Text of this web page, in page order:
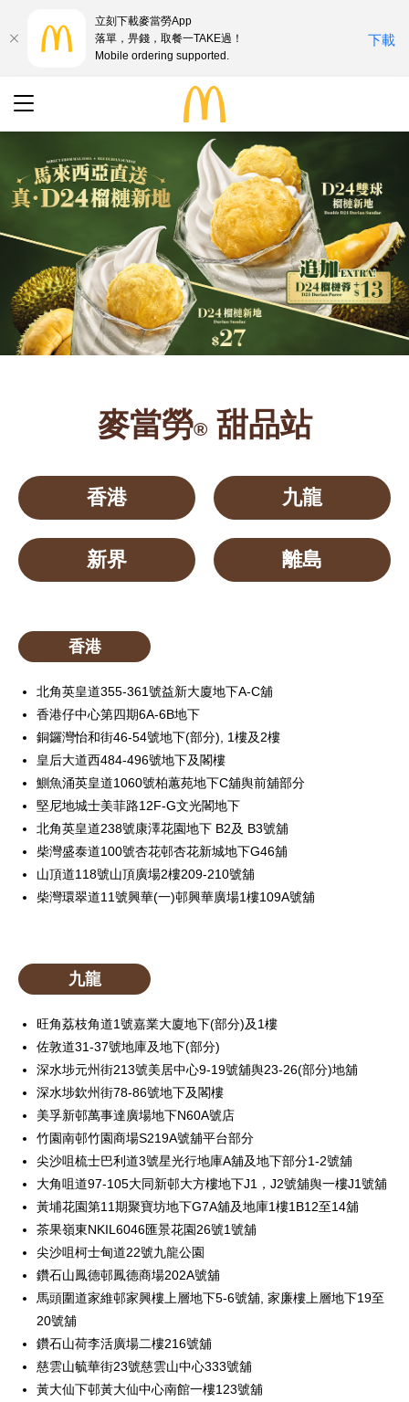
最新優惠
搜尋
語言
English
中文
麥當勞®甜品站
香港 九龍
新界 離島
香港
北角英皇道355-361號益新大廈地下A-C舖
香港仔中心第四期6A-6B地下
銅鑼灣怡和街46-54號地下(部分), 1樓及2樓
皇后大道西484-496號地下及閣樓
鰂魚涌英皇道1060號柏蕙苑地下C舖舆前舖部分
堅尼地城士美菲路12F-G文光閣地下
北角英皇道238號康澤花園地下 B2及 B3號舖
柴灣盛泰道100號杏花邨杏花新城地下G46舖
山頂道118號山頂廣場2樓209-210號舖
柴灣環翠道11號興華(一)邨興華廣場1樓109A號舖
九龍
旺角荔枝角道1號嘉業大廈地下(部分)及1樓
佐敦道31-37號地庫及地下(部分)
深水埗元州街213號美居中心9-19號舖舆23-26(部分)地舖
深水埗欽州街78-86號地下及閣樓
美孚新邨萬事達廣場地下N60A號店
竹園南邨竹園商場S219A號舖平台部分
尖沙咀梳士巴利道3號星光行地庫A舖及地下部分1-2號舖
大角咀道97-105大同新邨大方樓地下J1，J2號舖舆一樓J1號舖
黃埔花園第11期聚寶坊地下G7A舖及地庫1樓1B12至14舖
茶果嶺東NKIL6046匯景花園26號1號舖
尖沙咀柯士甸道22號九龍公園
鑽石山鳳德邨鳳德商場202A號舖
馬頭圍道家維邨家興樓上層地下5-6號舖, 家廉樓上層地下19至
20號舖
鑽石山荷李活廣場二樓216號舖
慈雲山毓華街23號慈雲山中心333號舖
黃大仙下邨黃大仙中心南館一樓123號舖
立刻下載麥當勞App
落單，畀錢，取餐一TAKE過！
Mobile ordering supported.
下載